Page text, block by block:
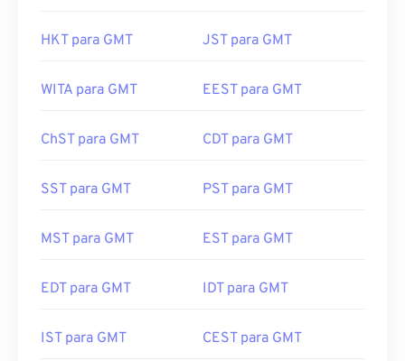
HKT para GMT JST para GMT
WITA para GMT EEST para GMT
ChST para GMT CDT para GMT
SST para GMT PST para GMT
MST para GMT EST para GMT
EDT para GMT IDT para GMT
IST para GMT CEST para GMT